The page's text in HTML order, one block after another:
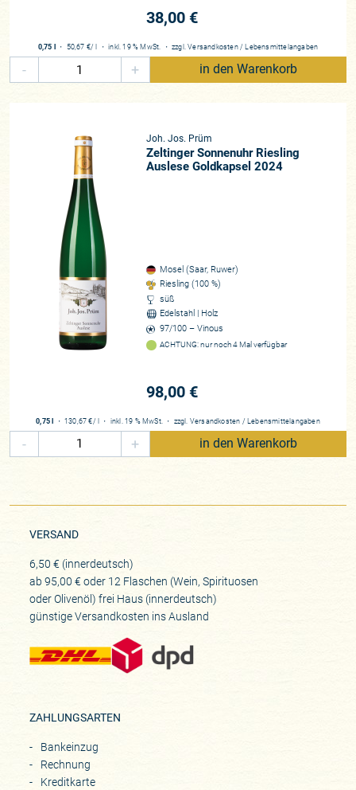
38,00 €
0,75 l ・ 50,67 €/ l ・inkl. 19 % MwSt. ・ zzgl.Versandkosten / Lebensmittelangaben
- + in den Warenkorb
Joh. Jos. Prüm
Zeltinger Sonnenuhr Riesling
Auslese Goldkapsel 2024
Mosel (Saar, Ruwer)
Riesling (100 %)
süß
Edelstahl | Holz
97/100 – Vinous
ACHTUNG: nur noch 4 Mal verfügbar
98,00 €
0,75 l ・ 130,67 € / l ・ inkl. 19 % MwSt. ・ zzgl. Versandkosten / Lebensmittelangaben
- + in den Warenkorb
VERSAND
6,50 € (innerdeutsch)
ab 95,00 € oder 12 Flaschen (Wein, Spirituosen
oder Olivenöl) frei Haus (innerdeutsch)
günstige Versandkosten ins Ausland
ZAHLUNGSARTEN
Bankeinzug
Rechnung
Kreditkarte